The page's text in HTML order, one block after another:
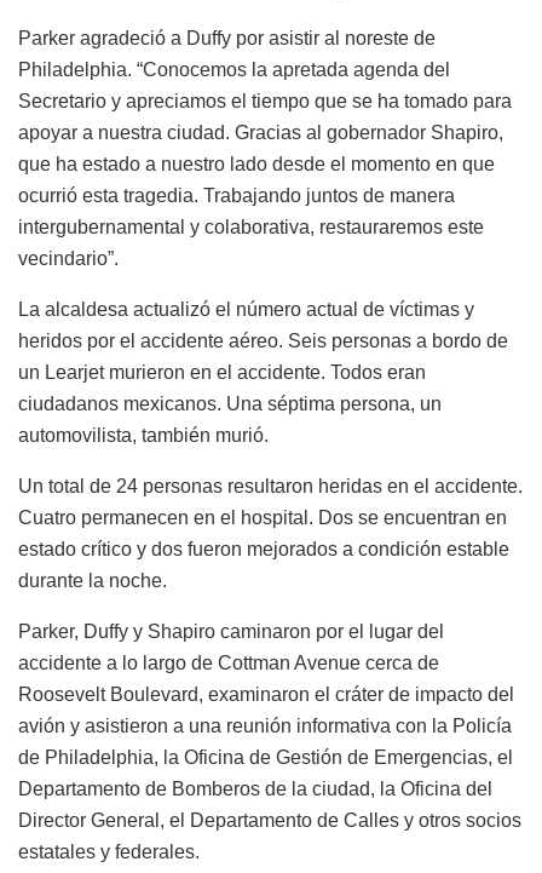
Parker agradeció a Duffy por asistir al noreste de
Philadelphia. “Conocemos la apretada agenda del
Secretario y apreciamos el tiempo que se ha tomado para
apoyar a nuestra ciudad. Gracias al gobernador Shapiro,
que ha estado a nuestro lado desde el momento en que
ocurrió esta tragedia. Trabajando juntos de manera
intergubernamental y colaborativa, restauraremos este
vecindario”.
La alcaldesa actualizó el número actual de víctimas y
heridos por el accidente aéreo. Seis personas a bordo de
un Learjet murieron en el accidente. Todos eran
ciudadanos mexicanos. Una séptima persona, un
automovilista, también murió.
Un total de 24 personas resultaron heridas en el accidente.
Cuatro permanecen en el hospital. Dos se encuentran en
estado crítico y dos fueron mejorados a condición estable
durante la noche.
Parker, Duffy y Shapiro caminaron por el lugar del
accidente a lo largo de Cottman Avenue cerca de
Roosevelt Boulevard, examinaron el cráter de impacto del
avión y asistieron a una reunión informativa con la Policía
de Philadelphia, la Oficina de Gestión de Emergencias, el
Departamento de Bomberos de la ciudad, la Oficina del
Director General, el Departamento de Calles y otros socios
estatales y federales.